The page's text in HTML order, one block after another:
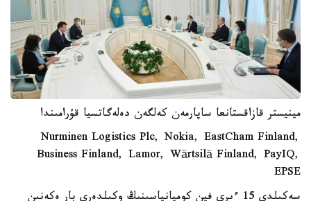
مينيستر قازاقستانعا ساپارمەن كەلگەن دەلەگاتسيا قۇرامىندا
Nurminen Logistics Plc, Nokia, EastCham Finland,
Business Finland, Lamor, Wärtsilä Finland, PayIQ,
EPSE
سەكىلدى 15 ءىرى فين كومپانياسىنىڭ وكىلدەرى بار ەكەنىن